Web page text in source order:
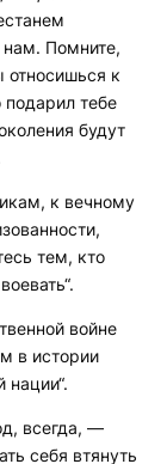
Помните,
относишься к
подарил тебе
будут
к вечному
тем, кто
войне
в истории
нации“.
всегда, —
себя втянуть